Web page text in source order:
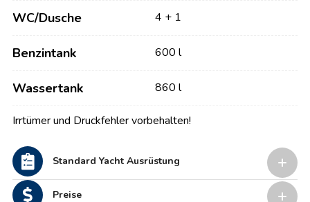
WC/Dusche 4 + 1
Benzintank 600 l
Wassertank 860 l
Irrtümer und Druckfehler vorbehalten!
Standard Yacht Ausrüstung
Preise